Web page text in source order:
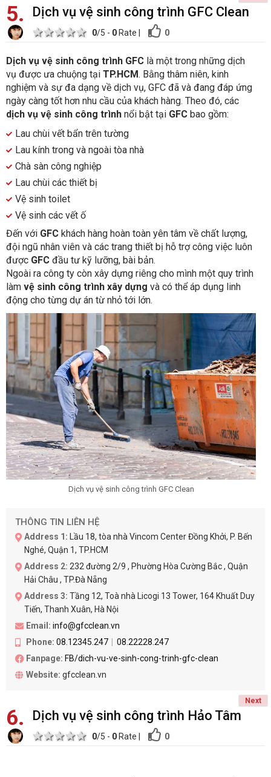
5 Dịch vụ vệ sinh công trình GFC Clean
5 stars
4 stars
3 stars
2 stars
1 star 0/5 - 0Rate 0
Dịch vụ vệ sinh công trình GFC là một trong những dịch
vụ được ưa chuộng tại TP.HCM. Bằng thâm niên, kinh
nghiệm và sự đa dạng về dịch vụ, GFC đã và đang đáp ứng
ngày càng tốt hơn nhu cầu của khách hàng. Theo đó, các
dịch vụ vệ sinh công trình nổi bật tại GFC bao gồm:
Lau chùi vết bẩn trên tường
Lau kính trong và ngoài tòa nhà
Chà sàn công nghiệp
Lau chùi các thiết bị
Vệ sinh toilet
Vệ sinh các vết ố
Đến với GFC khách hàng hoàn toàn yên tâm về chất lượng,
đội ngũ nhân viên và các trang thiết bị hỗ trợ công việc luôn
được GFC đầu tư kỹ lưỡng, bài bản.
Ngoài ra công ty còn xây dựng riêng cho mình một quy trình
làm vệ sinh công trình xây dựng và có thể áp dụng linh
động cho từng dự án từ nhỏ tới lớn.
Dịch vụ vệ sinh công trình GFC Clean
THÔNG TIN LIÊN HỆ
Address 1: Lầu 18, tòa nhà Vincom Center Đồng Khởi, P. Bến
Nghé, Quận 1, TP.HCM
Address 2: 232 đường 2/9 , Phường Hòa Cường Bắc , Quận
Hải Châu , TP.Đà Nẵng
Address 3: Tầng 12, Toà nhà Licogi 13 Tower, 164 Khuất Duy
Tiến, Thanh Xuân, Hà Nội
Email: info@gfcclean.vn
Phone: 08.12345.247
08.22228.247
Fanpage: FB/dich-vu-ve-sinh-cong-trinh-gfc-clean
Website: gfcclean.vn
Next
6 Dịch vụ vệ sinh công trình Hảo Tâm
5 stars
4 stars
3 stars
2 stars
1 star 0/5 - 0Rate 0